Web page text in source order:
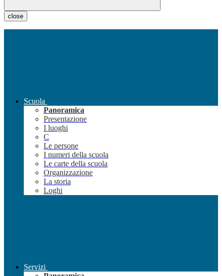
close
Scuola
Panoramica
Presentazione
I luoghi
C
Le persone
I numeri della scuola
Le carte della scuola
Organizzazione
La storia
Loghi
Servizi